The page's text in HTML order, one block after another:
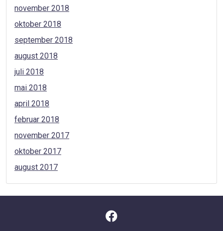
november 2018
oktober 2018
september 2018
august 2018
juli 2018
mai 2018
april 2018
februar 2018
november 2017
oktober 2017
august 2017